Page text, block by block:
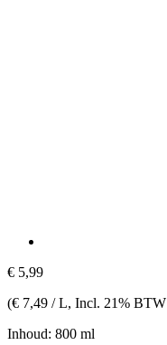
€ 5,99
(€ 7,49 / L, Incl. 21% BTW
Inhoud: 800 ml